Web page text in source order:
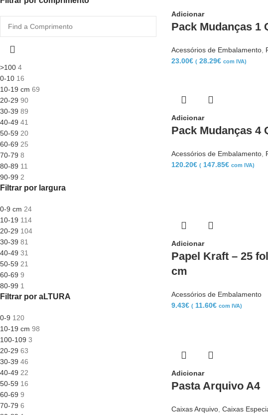
>100 4
0-10 16
10-19 cm 69
20-29 90
30-39 89
40-49 41
50-59 20
60-69 25
70-79 8
80-89 11
90-99 2
Filtrar por largura
0-9 cm 24
10-19 114
20-29 104
30-39 81
40-49 31
50-59 21
60-69 9
80-99 1
Filtrar por aLTURA
0-9 120
10-19 cm 98
100-109 3
20-29 63
30-39 46
40-49 22
50-59 16
60-69 9
70-79 6
Adicionar
Pack Mudanças 1
Acessórios de Embalamento,
23.00€ ( 28.29€ com IVA)
Adicionar
Pack Mudanças 4
Acessórios de Embalamento,
120.20€ ( 147.85€ com IVA)
Adicionar
Papel Kraft – 25
cm
Acessórios de Embalamento
9.43€ ( 11.60€ com IVA)
Adicionar
Pasta Arquivo A4
Caixas Arquivo, Caixas